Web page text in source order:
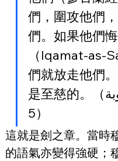
們，圍攻他們
們。如果他們
（Iqamat-as-
們就放走他們
是至慈的。（سورة التوبة 古蘭經9：
5）
這就是劍之章。當時
的語氣亦變得強硬；